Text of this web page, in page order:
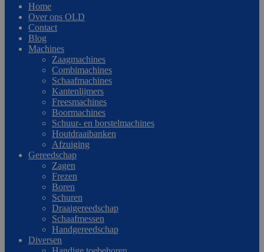
Home
Over ons OLD
Contact
Blog
Machines
Zaagmachines
Combimachines
Schaafmachines
Kantenlijmers
Freesmachines
Boormachines
Schuur- en borstelmachines
Houtdraaibanken
Afzuiging
Gereedschap
Zagen
Frezen
Boren
Schuren
Draaigereedschap
Schaafmessen
Handgereedschap
Diversen